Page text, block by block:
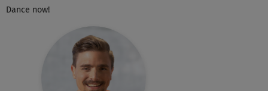
schließe mich Judith an! viel Spaß habe ich
Dance now!